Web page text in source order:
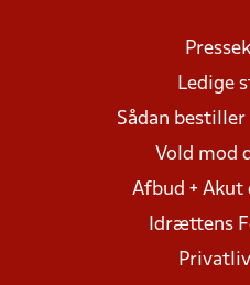
Ledige
Sådan
Vold mod
Afbud +
Idrættens